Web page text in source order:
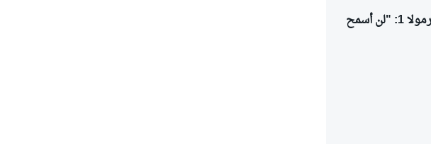
فيرستابن يتحدث عن الأبوه وكيف يحمي ابنته من أضواء الفورمولا 1: "لن أسمح